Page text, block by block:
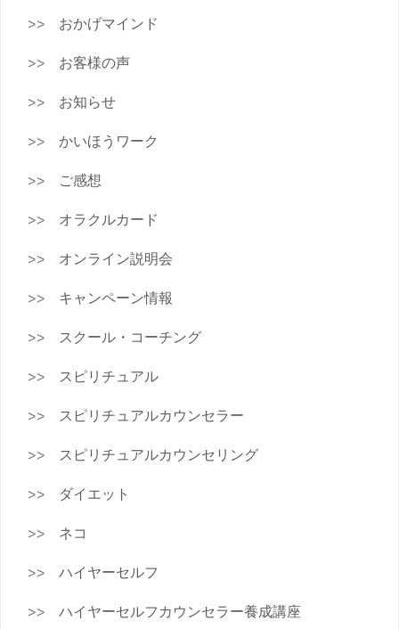
おかげマインド
お客様の声
お知らせ
かいほうワーク
ご感想
オラクルカード
オンライン説明会
キャンペーン情報
スクール・コーチング
スピリチュアル
スピリチュアルカウンセラー
スピリチュアルカウンセリング
ダイエット
ネコ
ハイヤーセルフ
ハイヤーセルフカウンセラー養成講座